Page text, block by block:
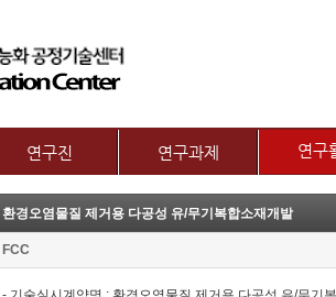
연구진
교수별 연구내용
연구과제
제2그룹 연구주제
연구
특허
환경오염물질 제거용 다공성 유/무기복합소재개발
FCC